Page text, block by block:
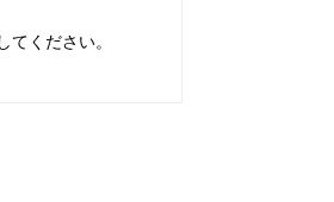
ください。